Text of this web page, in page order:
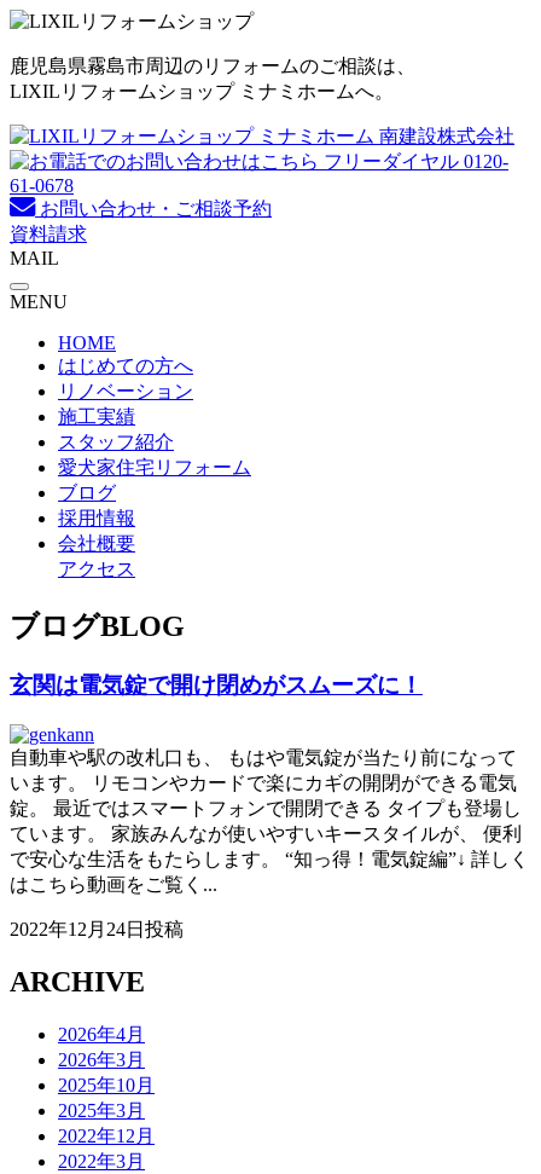
コ
テ
ン
ツ
へ
ス
キ
ッ
プ
鹿児島県霧島市周辺のリフォームのご相談は、
LIXILリフォームショップ ミナミホームへ。
お問い合わせ・ご相談予約
資料請求
MAIL
MENU
HOME
はじめての方へ
リノベーション
施工実績
スタッフ紹介
愛犬家住宅リフォーム
ブログ
採用情報
会社概要
アクセス
ブログBLOG
玄関は電気錠で開け閉めがスムーズに！
自動車や駅の改札口も、 もはや電気錠が当たり前になって
います。 リモコンやカードで楽にカギの開閉ができる電気
錠。 最近ではスマートフォンで開閉できる タイプも登場し
ています。 家族みんなが使いやすいキースタイルが、 便利
で安心な生活をもたらします。 “知っ得！電気錠編”↓ 詳しく
はこちら動画をご覧く...
2022年12月24日投稿
ARCHIVE
2026年4月
2026年3月
2025年10月
2025年3月
2022年12月
2022年3月